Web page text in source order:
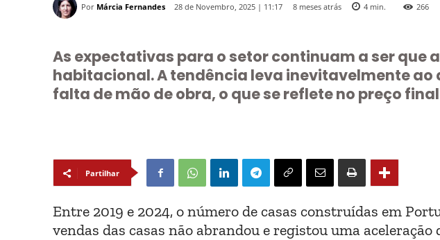
Por Márcia Fernandes 28 de Novembro, 2025 | 11:17 8 meses atrás 4 min. 266
As expectativas para o setor continuam a ser que
habitacional. A tendência leva inevitavelmente
falta de mão de obra, o que se reflete no preço
Partilhar
Entre 2019 e 2024, o número de casas construídas em
vendas das casas não abrandou e registou uma aceleração